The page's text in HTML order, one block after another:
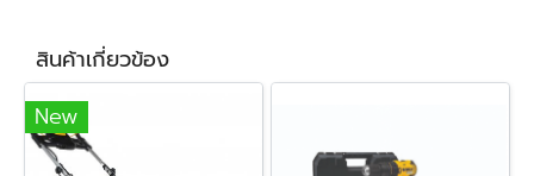
สินค้าเกี่ยวข้อง
New